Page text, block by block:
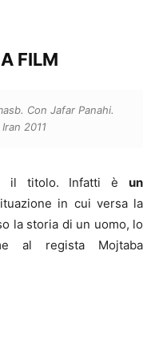
FILM
Con Jafar Panahi.
2011
il titolo. Infatti è un
in cui versa la
la storia di un uomo, lo
al regista Mojtaba